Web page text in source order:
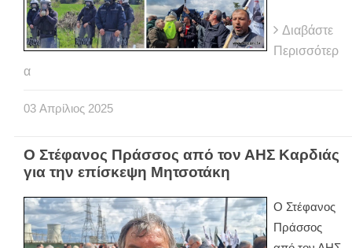
Διαβάστε
Περισσότερ
α
03 Απρίλιος 2025
Ο Στέφανος Πράσσος από τον ΑΗΣ Καρδιάς
για την επίσκεψη Μητσοτάκη
Ο Στέφανος
Πράσσος